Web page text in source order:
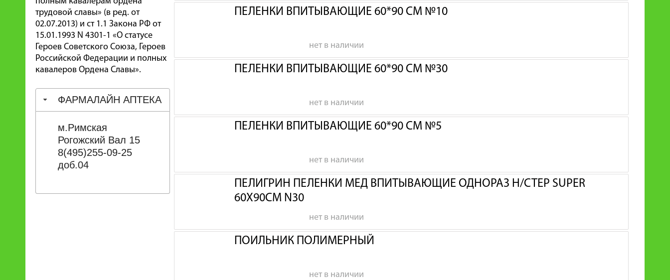
трудовой славы» (в ред. от
02.07.2013) и ст 1.1 Закона РФ от
15.01.1993 N 4301-1 «О статусе
Героев Советского Союза, Героев
Российской Федерации и полных
кавалеров Ордена Славы».
ФАРМАЛАЙН АПТЕКА
м.Римская
Рогожский Вал 15
8(495)255-09-25
доб.04
ПЕЛЕНКИ ВПИТЫВАЮЩИЕ 60*90 СМ №10
нет в наличии
ПЕЛЕНКИ ВПИТЫВАЮЩИЕ 60*90 СМ №30
нет в наличии
ПЕЛЕНКИ ВПИТЫВАЮЩИЕ 60*90 СМ №5
нет в наличии
ПЕЛИГРИН ПЕЛЕНКИ МЕД ВПИТЫВАЮЩИЕ ОДНОРАЗ Н/СТЕР SUPER
60Х90СМ N30
нет в наличии
ПОИЛЬНИК ПОЛИМЕРНЫЙ
нет в наличии